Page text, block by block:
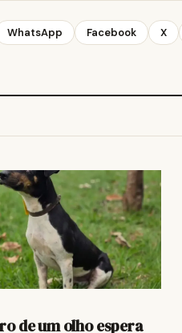
WhatsApp Facebook X
de um olho espera